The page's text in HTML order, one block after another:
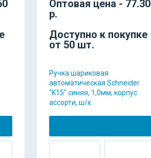
Оптовая цена - 77.30
р.
Доступно к покупке
от 50 шт.
Ручка шариковая
автоматическая Schneider
"K15" синяя, 1,0мм, корпус
ассорти, ш/к